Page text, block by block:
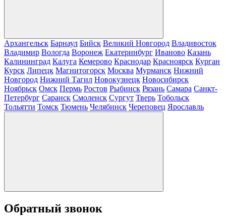
Архангельск Барнаул Бийск Великий Новгород Владивосток
Владимир Вологда Воронеж Екатеринбург Иваново Казань
Калининград Калуга Кемерово Краснодар Красноярск Курган
Курск Липецк Магнитогорск Москва Мурманск Нижний
Новгород Нижний Тагил Новокузнецк Новосибирск
Ноябрьск Омск Пермь Ростов Рыбинск Рязань Самара Санкт-
Петербург Саранск Смоленск Сургут Тверь Тобольск
Тольятти Томск Тюмень Челябинск Череповец Ярославль
Обратный звонок